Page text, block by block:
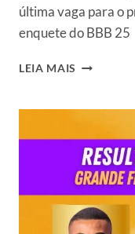
última vaga para o
enquete do BBB 25
LEIA MAIS ENQUETE
PARCIAL
QUAL
DAS
DUPLAS
VAI
ENTRAR
PARA